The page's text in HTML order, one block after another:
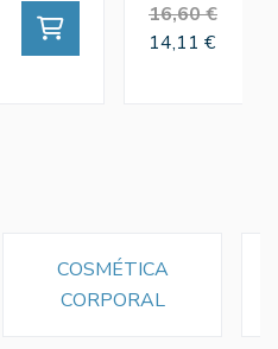
16,60 €
14,11 €
COSMÉTICA
CORPORAL